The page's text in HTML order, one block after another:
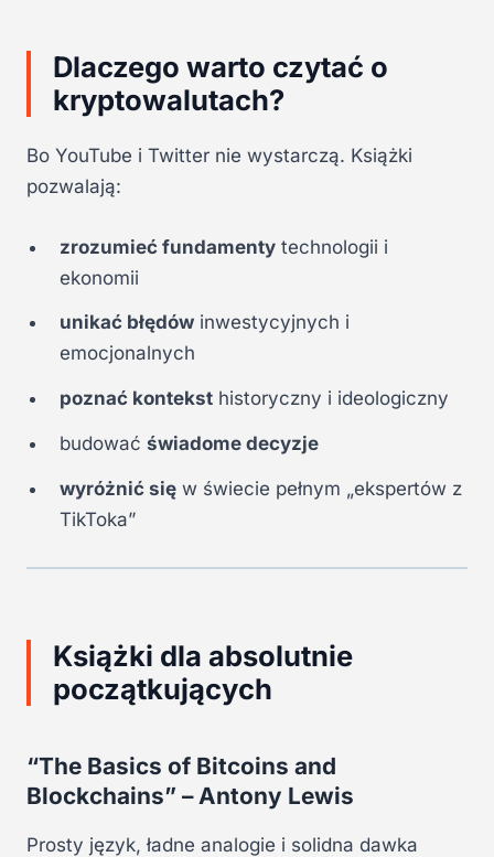
Dlaczego warto czytać o
kryptowalutach?
Bo YouTube i Twitter nie wystarczą. Książki
pozwalają:
zrozumieć fundamenty technologii i
ekonomii
unikać błędów inwestycyjnych i
emocjonalnych
poznać kontekst historyczny i ideologiczny
budować świadome decyzje
wyróżnić się w świecie pełnym „ekspertów z
TikToka”
Książki dla absolutnie
początkujących
“The Basics of Bitcoins and
Blockchains” – Antony Lewis
Prosty język, ładne analogie i solidna dawka